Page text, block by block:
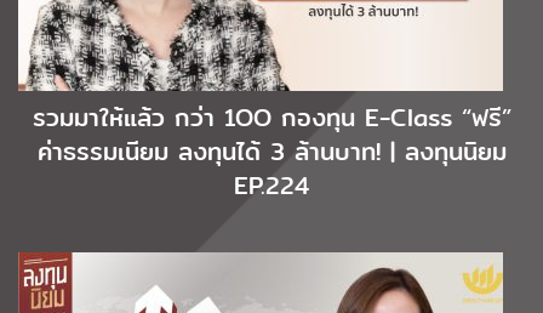
รวมมาให้แล้ว กว่า 1OO กองทุน E-Class “ฟรี”
ค่าธรรมเนียม ลงทุนได้ 3 ล้านบาท! | ลงทุนนิยม
EP.224